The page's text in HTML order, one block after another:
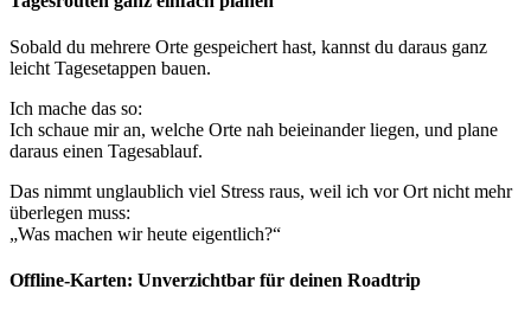
Sobald du mehrere Orte gespeichert hast, kannst du daraus ganz
leicht Tagesetappen bauen.
Ich mache das so:
Ich schaue mir an, welche Orte nah beieinander liegen, und plane
daraus einen Tagesablauf.
Das nimmt unglaublich viel Stress raus, weil ich vor Ort nicht mehr
überlegen muss:
„Was machen wir heute eigentlich?“
Offline-Karten: Unverzichtbar für deinen Roadtrip